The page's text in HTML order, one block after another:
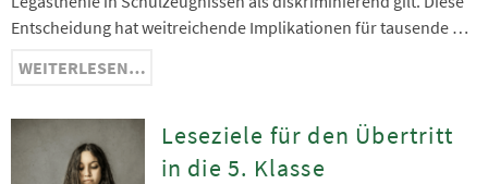
Entscheidung hat weitreichende Implikationen für tausende …
WEITERLESEN…
Leseziele für den Übertritt
in die 5. Klasse